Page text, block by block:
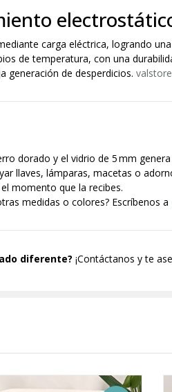
carga eléctrica, logrando
de temperatura, con una
generación de desperdicios.
dorado y el vidrio de 5 mm
llaves, lámparas, macetas o
momento que la recibes.
medidas o colores? Escríbenos a
diferente? ¡Contáctanos y te